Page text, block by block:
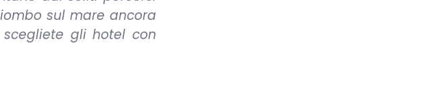
sul mare ancora
gli hotel con